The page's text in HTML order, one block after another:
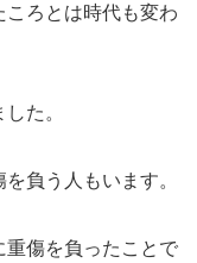
ろとは時代も変わ
た。
負う人もいます。
重傷を負ったことで